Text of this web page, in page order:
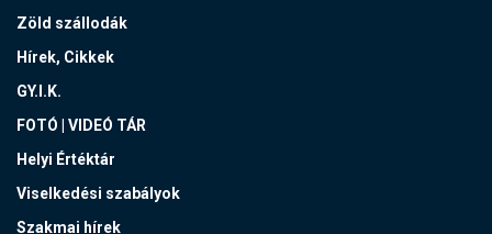
Zöld szállodák
Hírek, Cikkek
GY.I.K.
FOTÓ | VIDEÓ TÁR
Helyi Értéktár
Viselkedési szabályok
Szakmai hírek